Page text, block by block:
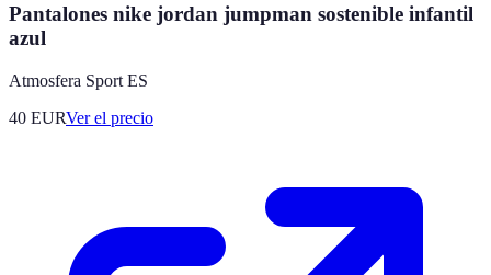
Pantalones nike jordan jumpman sostenible infantil
azul
Atmosfera Sport ES
40 EURVer el precio